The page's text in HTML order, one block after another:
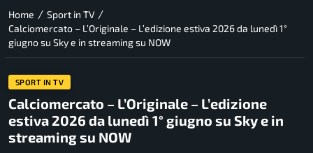
Home / Sport in TV /
Calciomercato – L’Originale – L’edizione estiva 2026 da lunedì 1°
giugno su Sky e in streaming su NOW
SPORT IN TV
Calciomercato – L’Originale – L’edizione
estiva 2026 da lunedì 1° giugno su Sky e in
streaming su NOW